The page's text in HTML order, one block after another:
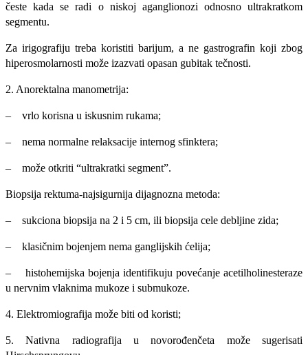
česte kada se radi o niskoj aganglionozi odnosno ultrakratkom
segmentu.
Za irigografiju treba koristiti barijum, a ne gastrografin koji zbog
hiperosmolarnosti može izazvati opasan gubitak tečnosti.
2. Anorektalna manometrija:
– vrlo korisna u iskusnim rukama;
– nema normalne relaksacije internog sfinktera;
– može otkriti “ultrakratki segment”.
Biopsija rektuma-najsigurnija dijagnozna metoda:
– sukciona biopsija na 2 i 5 cm, ili biopsija cele debljine zida;
– klasičnim bojenjem nema ganglijskih ćelija;
– histohemijska bojenja identifikuju povećanje acetilholinesteraze
u nervnim vlaknima mukoze i submukoze.
4. Elektromiografija može biti od koristi;
5. Nativna radiografija u novorođenčeta može sugerisati